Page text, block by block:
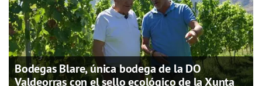
Bodegas Blare, única bodega de la DO
Valdeorras con el sello ecológico de la Xunta